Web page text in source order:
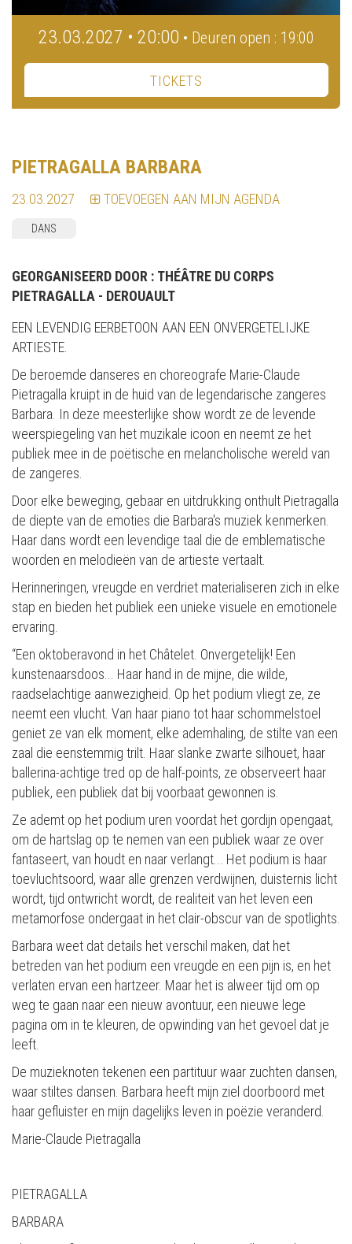
23.03.2027 • 20:00 • Deuren open : 19:00
TICKETS
PIETRAGALLA BARBARA
23.03.2027 TOEVOEGEN AAN MIJN AGENDA
DANS
GEORGANISEERD DOOR : THÉÂTRE DU CORPS
PIETRAGALLA - DEROUAULT
EEN LEVENDIG EERBETOON AAN EEN ONVERGETELIJKE
ARTIESTE.
De beroemde danseres en choreografe Marie-Claude
Pietragalla kruipt in de huid van de legendarische zangeres
Barbara. In deze meesterlijke show wordt ze de levende
weerspiegeling van het muzikale icoon en neemt ze het
publiek mee in de poëtische en melancholische wereld van
de zangeres.
Door elke beweging, gebaar en uitdrukking onthult Pietragalla
de diepte van de emoties die Barbara's muziek kenmerken.
Haar dans wordt een levendige taal die de emblematische
woorden en melodieën van de artieste vertaalt.
Herinneringen, vreugde en verdriet materialiseren zich in elke
stap en bieden het publiek een unieke visuele en emotionele
ervaring.
“Een oktoberavond in het Châtelet. Onvergetelijk! Een
kunstenaarsdoos... Haar hand in de mijne, die wilde,
raadselachtige aanwezigheid. Op het podium vliegt ze, ze
neemt een vlucht. Van haar piano tot haar schommelstoel
geniet ze van elk moment, elke ademhaling, de stilte van een
zaal die eenstemmig trilt. Haar slanke zwarte silhouet, haar
ballerina-achtige tred op de half-points, ze observeert haar
publiek, een publiek dat bij voorbaat gewonnen is.
Ze ademt op het podium uren voordat het gordijn opengaat,
om de hartslag op te nemen van een publiek waar ze over
fantaseert, van houdt en naar verlangt... Het podium is haar
toevluchtsoord, waar alle grenzen verdwijnen, duisternis licht
wordt, tijd ontwricht wordt, de realiteit van het leven een
metamorfose ondergaat in het clair-obscur van de spotlights.
Barbara weet dat details het verschil maken, dat het
betreden van het podium een vreugde en een pijn is, en het
verlaten ervan een hartzeer. Maar het is alweer tijd om op
weg te gaan naar een nieuw avontuur, een nieuwe lege
pagina om in te kleuren, de opwinding van het gevoel dat je
leeft.
De muzieknoten tekenen een partituur waar zuchten dansen,
waar stiltes dansen. Barbara heeft mijn ziel doorboord met
haar gefluister en mijn dagelijks leven in poëzie veranderd.
Marie-Claude Pietragalla
PIETRAGALLA
BARBARA